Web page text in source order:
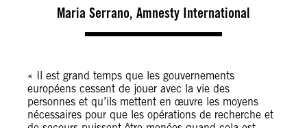
Maria Serrano, Amnesty International
« Il est grand temps que les gouvernements
européens cessent de jouer avec la vie des
personnes et qu’ils mettent en œuvre les moyens
nécessaires pour que les opérations de recherche et